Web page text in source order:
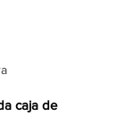
caja de